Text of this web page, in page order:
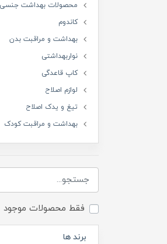
محصولات بهداشت جنسی
کاندوم
بهداشت و مراقبت بدن
نواربهداشتی
کاپ قاعدگی
لوازم اصلاح
تیغ و یدک اصلاح
بهداشت و مراقبت کودک
فقط محصولات موجود
برند ها